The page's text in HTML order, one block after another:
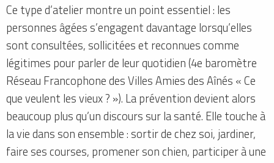
Ce type d’atelier montre un point essentiel : les
personnes âgées s’engagent davantage lorsqu’elles
sont consultées, sollicitées et reconnues comme
légitimes pour parler de leur quotidien (4e baromètre
Réseau Francophone des Villes Amies des Aînés « Ce
que veulent les vieux ? »). La prévention devient alors
beaucoup plus qu’un discours sur la santé. Elle touche à
la vie dans son ensemble : sortir de chez soi, jardiner,
faire ses courses, promener son chien, participer à une